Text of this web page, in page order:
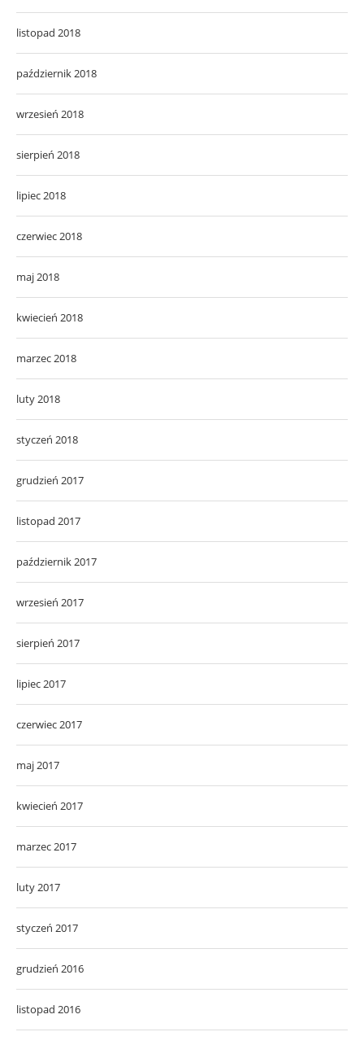
listopad 2018
październik 2018
wrzesień 2018
sierpień 2018
lipiec 2018
czerwiec 2018
maj 2018
kwiecień 2018
marzec 2018
luty 2018
styczeń 2018
grudzień 2017
listopad 2017
październik 2017
wrzesień 2017
sierpień 2017
lipiec 2017
czerwiec 2017
maj 2017
kwiecień 2017
marzec 2017
luty 2017
styczeń 2017
grudzień 2016
listopad 2016